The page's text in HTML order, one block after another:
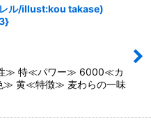
レル/illust:kou takase)
≫ 特≪パワー≫ 6000≪カ
黄≪特徴≫ 麦わらの一味